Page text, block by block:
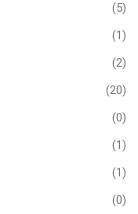
(5)
(1)
(2)
(20)
(0)
(1)
(1)
(0)